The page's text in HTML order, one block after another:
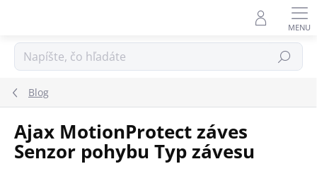
Hľadať
Blog
Ajax MotionProtect záves
Senzor pohybu Typ závesu